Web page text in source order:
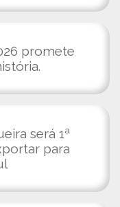
promete
será 1ª
para